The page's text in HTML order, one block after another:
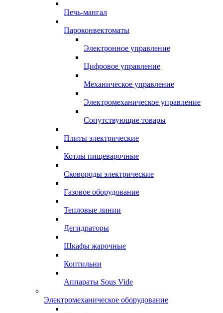
Печь-мангал
Пароконвектоматы
Электронное управление
Цифровое управление
Механическое управление
Электромеханическое управление
Сопутствующие товары
Плиты электрические
Котлы пищеварочные
Сковороды электрические
Газовое оборудование
Тепловые линии
Дегидраторы
Шкафы жарочные
Коптильни
Аппараты Sous Vide
Электромеханическое оборудование